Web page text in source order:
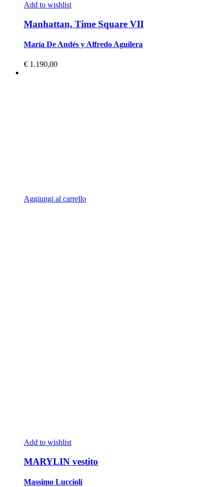
Add to wishlist
Manhattan, Time Square VII
María De Andés y Alfredo Aguilera
€ 1.190,00
Aggiungi al carrello
Add to wishlist
MARYLIN vestito
Massimo Luccioli